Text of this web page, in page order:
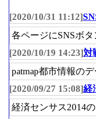
[2020/10/31 11:12]
各ページにSNSボ
[2020/10/19 14:23]対
patmap都市情報の
[2020/09/27 15:08]経
経済センサス2014